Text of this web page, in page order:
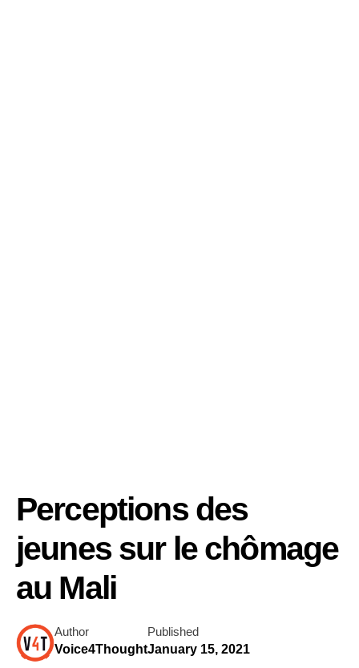
Perceptions des
jeunes sur le chômage
au Mali
Author
Voice4Thought
Published
January 15, 2021